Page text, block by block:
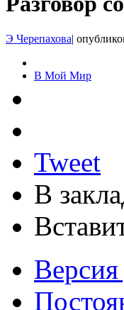
Э Черепахова|
В Мой Мир
Tweet
В
Версия